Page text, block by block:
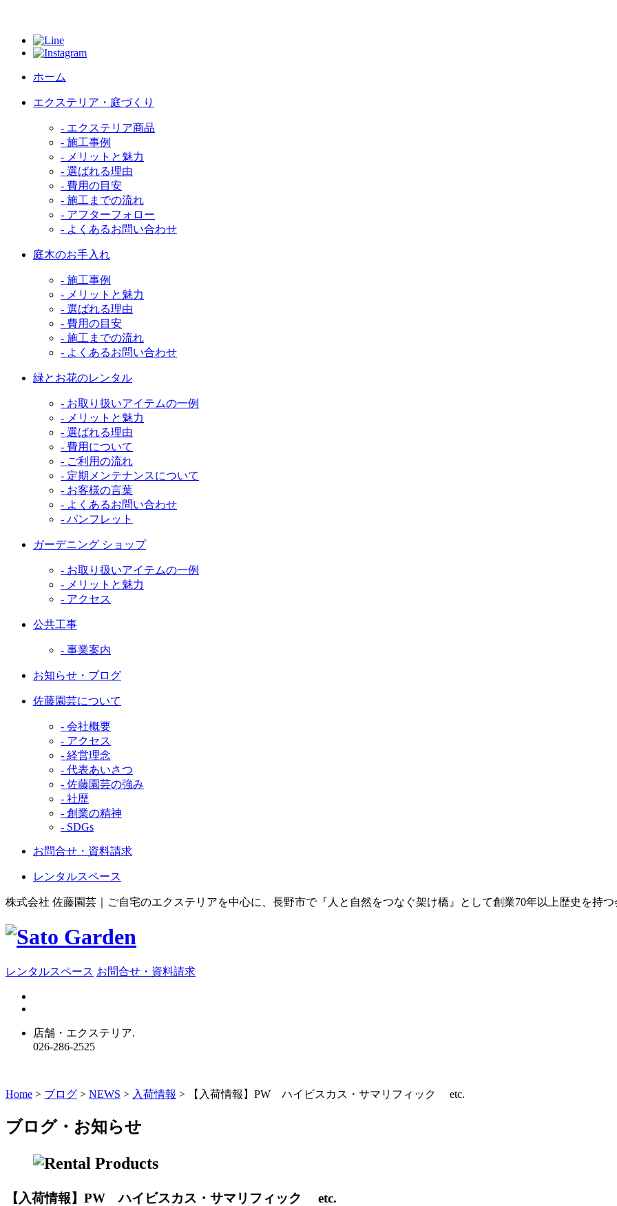
ホーム
エクステリア・庭づくり
- エクステリア商品
- 施工事例
- メリットと魅力
- 選ばれる理由
- 費用の目安
- 施工までの流れ
- アフターフォロー
- よくあるお問い合わせ
庭木のお手入れ
- 施工事例
- メリットと魅力
- 選ばれる理由
- 費用の目安
- 施工までの流れ
- よくあるお問い合わせ
緑とお花のレンタル
- お取り扱いアイテムの一例
- メリットと魅力
- 選ばれる理由
- 費用について
- ご利用の流れ
- 定期メンテナンスについて
- お客様の言葉
- よくあるお問い合わせ
- パンフレット
ガーデニング ショップ
- お取り扱いアイテムの一例
- メリットと魅力
- アクセス
公共工事
- 事業案内
お知らせ・ブログ
佐藤園芸について
- 会社概要
- アクセス
- 経営理念
- 代表あいさつ
- 佐藤園芸の強み
- 社歴
- 創業の精神
- SDGs
お問合せ・資料請求
レンタルスペース
株式会社 佐藤園芸｜ご自宅のエクステリアを中心に、長野市で『人と自然をつなぐ架け橋』として創業70年以上歴史を持つ
レンタルスペース お問合せ・資料請求
店舗・エクステリア.
026-286-2525
Home > ブログ > NEWS > 入荷情報 > 【入荷情報】PW ハイビスカス・サマリフィック etc.
ブログ・お知らせ
【入荷情報】PW ハイビスカス・サマリフィック etc.